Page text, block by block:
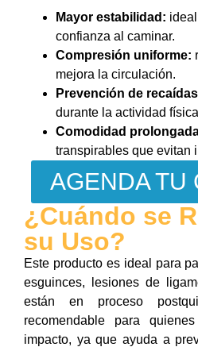
Mayor estabilidad:
confianza al caminar.
Compresión uniforme:
mejora la circulación.
Prevención de
durante la actividad
Comodidad
transpirables que evitan
AGENDA TU
¿Cuándo se
su Uso?
Este producto es ideal para
esguinces, lesiones de
están en proceso
recomendable para
impacto, ya que ayuda a